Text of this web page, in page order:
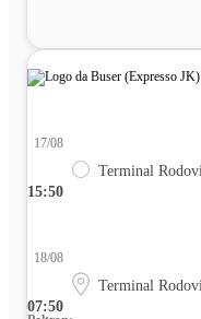
15:50
17/08
Terminal
07:50
18/08
Terminal